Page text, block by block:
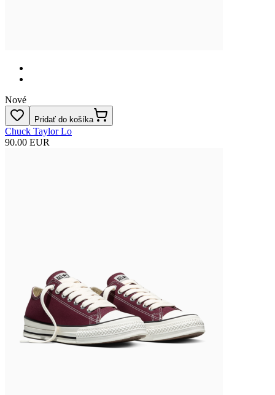
Nové
Pridať do košíka
Chuck Taylor Lo
90.00 EUR